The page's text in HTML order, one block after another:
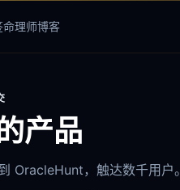
命理师博客
产品
OracleHunt，触达数千用户。